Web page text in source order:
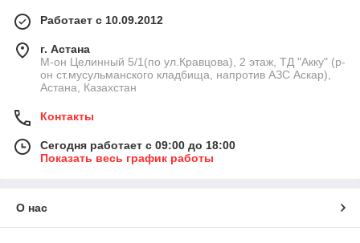
Работает с 10.09.2012
г. Астана
М-он Целинный 5/1(по ул.Кравцова), 2 этаж, ТД "Акку" (р-
он ст.мусульманского кладбища, напротив АЗС Аскар),
Астана, Казахстан
Контакты
Сегодня работает с 09:00 до 18:00
Показать весь график работы
О нас